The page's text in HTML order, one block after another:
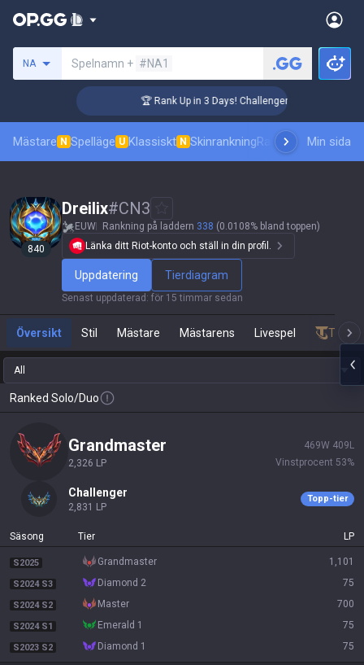
NA Spelnamn + #NA1
🏆 Rank Up in 3 Days! Challenger Coaching
Mästare N Spelläge U Klassiskt N SkinrankningRanking Pro
Min sida
840
Dreilix#CN3
EUW Rankning på laddern 338 (0.0108% bland toppen)
Länka ditt Riot-konto och ställ in din profil.
Uppdatering Tierdiagram
Senast uppdaterad : för 15 timmar sedan
Översikt Stil Mästare Mästarens Livespel
All
Ranked Solo/Duo
grandmaster
2,326 LP
469W 409 L
Vinstprocent 53%
challenger
2,831 LP
Topp-tier
Säsong Tier LP
S2025 grandmaster 1,101
S2024 S3 diamond 2 75
S2024 S2 master 700
S2024 S1 emerald 1 75
S2023 S2 diamond 1 75